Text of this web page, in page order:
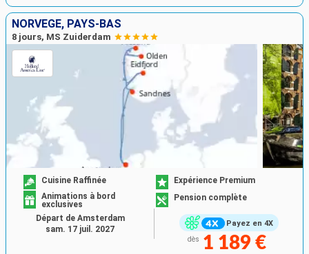
NORVÈGE, PAYS-BAS
8 jours, MS Zuiderdam
Payez en 4X
Cuisine Raffinée
Expérience Premium
Animations à bord
exclusives
Pension complète
dès 1 189 €
Départ de Amsterdam
sam. 17 juil. 2027